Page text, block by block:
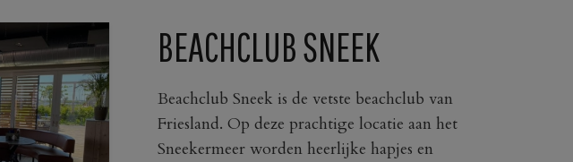
BEACHCLUB SNEEK
Beachclub Sneek is de vetste beachclub van
Friesland. Op deze prachtige locatie aan het
Sneekermeer worden heerlijke hapjes en